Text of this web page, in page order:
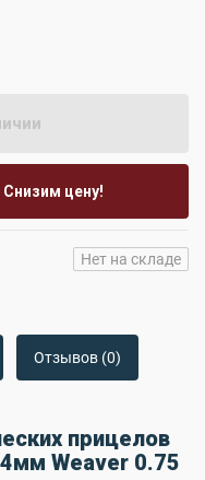
цену!
Нет на складе
Отзывов (0)
прицелов
Weaver 0.75